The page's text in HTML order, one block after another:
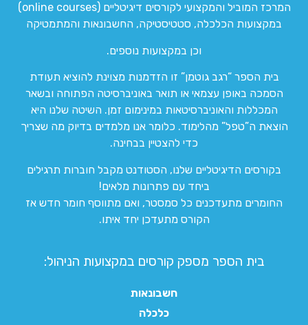
המרכז המוביל והמקצועי לקורסים דיגיטליים (online courses)
במקצועות הכלכלה, סטטיסטיקה, החשבונאות והמתמטיקה
וכן במקצועות נוספים.
בית הספר “רגב גוטמן” זו הזדמנות מצוינת להוציא תעודת
הסמכה באופן עצמאי או תואר באוניברסיטה הפתוחה ובשאר
המכללות והאוניברסיטאות במינימום זמן. השיטה שלנו היא
הוצאת ה”טפל” מהלימוד. כלומר אנו מלמדים בדיוק מה שצריך
כדי להצטיין בבחינה.
בקורסים הדיגיטליים שלנו, הסטודנט מקבל חוברות תרגילים
ביחד עם פתרונות מלאים!
החומרים מתעדכנים כל סמסטר, ואם מתווסף חומר חדש אז
הקורס מתעדכן יחד איתו.
בית הספר מספק קורסים במקצועות הניהול:
חשבונאות
כלכלה